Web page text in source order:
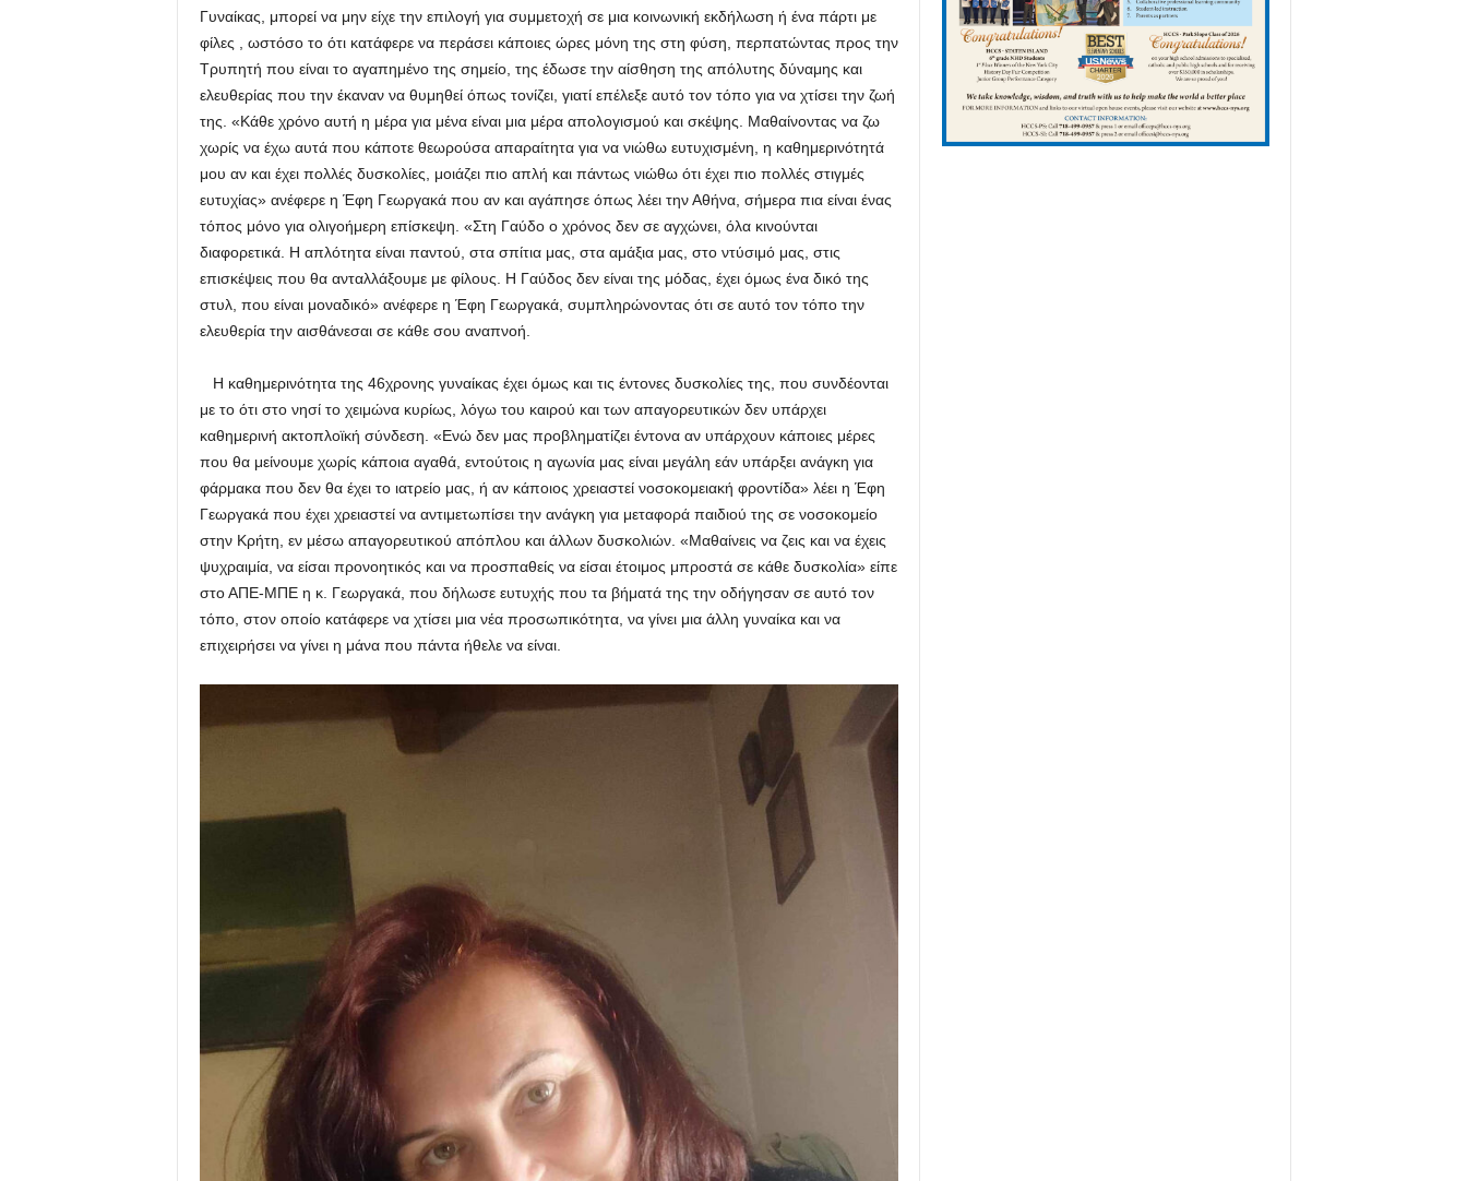
Γυναίκας, μπορεί να μην είχε την επιλογή για συμμετοχή σε μια κοινωνική εκδήλωση ή ένα πάρτι με
φίλες , ωστόσο το ότι κατάφερε να περάσει κάποιες ώρες μόνη της στη φύση, περπατώντας προς την
Τρυπητή που είναι το αγαπημένο της σημείο, της έδωσε την αίσθηση της απόλυτης δύναμης και
ελευθερίας που την έκαναν να θυμηθεί όπως τονίζει, γιατί επέλεξε αυτό τον τόπο για να χτίσει την ζωή
της. «Κάθε χρόνο αυτή η μέρα για μένα είναι μια μέρα απολογισμού και σκέψης. Μαθαίνοντας να ζω
χωρίς να έχω αυτά που κάποτε θεωρούσα απαραίτητα για να νιώθω ευτυχισμένη, η καθημερινότητά
μου αν και έχει πολλές δυσκολίες, μοιάζει πιο απλή και πάντως νιώθω ότι έχει πιο πολλές στιγμές
ευτυχίας» ανέφερε η Έφη Γεωργακά που αν και αγάπησε όπως λέει την Αθήνα, σήμερα πια είναι ένας
τόπος μόνο για ολιγοήμερη επίσκεψη. «Στη Γαύδο ο χρόνος δεν σε αγχώνει, όλα κινούνται
διαφορετικά. Η απλότητα είναι παντού, στα σπίτια μας, στα αμάξια μας, στο ντύσιμό μας, στις
επισκέψεις που θα ανταλλάξουμε με φίλους. Η Γαύδος δεν είναι της μόδας, έχει όμως ένα δικό της
στυλ, που είναι μοναδικό» ανέφερε η Έφη Γεωργακά, συμπληρώνοντας ότι σε αυτό τον τόπο την
ελευθερία την αισθάνεσαι σε κάθε σου αναπνοή.
Η καθημερινότητα της 46χρονης γυναίκας έχει όμως και τις έντονες δυσκολίες της, που συνδέονται
με το ότι στο νησί το χειμώνα κυρίως, λόγω του καιρού και των απαγορευτικών δεν υπάρχει
καθημερινή ακτοπλοϊκή σύνδεση. «Ενώ δεν μας προβληματίζει έντονα αν υπάρχουν κάποιες μέρες
που θα μείνουμε χωρίς κάποια αγαθά, εντούτοις η αγωνία μας είναι μεγάλη εάν υπάρξει ανάγκη για
φάρμακα που δεν θα έχει το ιατρείο μας, ή αν κάποιος χρειαστεί νοσοκομειακή φροντίδα» λέει η Έφη
Γεωργακά που έχει χρειαστεί να αντιμετωπίσει την ανάγκη για μεταφορά παιδιού της σε νοσοκομείο
στην Κρήτη, εν μέσω απαγορευτικού απόπλου και άλλων δυσκολιών. «Μαθαίνεις να ζεις και να έχεις
ψυχραιμία, να είσαι προνοητικός και να προσπαθείς να είσαι έτοιμος μπροστά σε κάθε δυσκολία» είπε
στο ΑΠΕ-ΜΠΕ η κ. Γεωργακά, που δήλωσε ευτυχής που τα βήματά της την οδήγησαν σε αυτό τον
τόπο, στον οποίο κατάφερε να χτίσει μια νέα προσωπικότητα, να γίνει μια άλλη γυναίκα και να
επιχειρήσει να γίνει η μάνα που πάντα ήθελε να είναι.